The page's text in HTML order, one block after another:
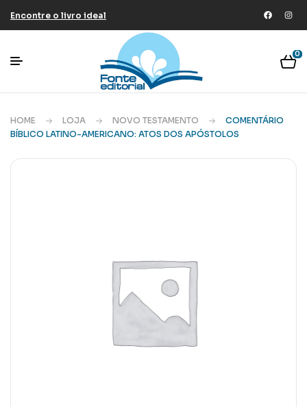
Encontre o livro ideal
0
HOME LOJA NOVO TESTAMENTO
COMENTÁRIO
BÍBLICO LATINO-AMERICANO: ATOS DOS APÓSTOLOS